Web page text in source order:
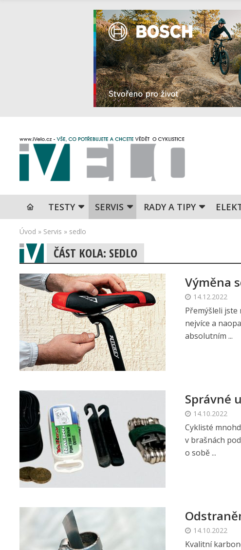
TESTY SERVIS RADY A TIPY
Úvod » Servis » sedlo
ČÁST KOLA: SEDLO
Výměna
14.12.2022
Přemýšleli
nejvíce a
absolutním ...
Správné
14.10.2022
Cyklisté
v brašnách
o sobě ...
14.10.2022
Kvalitní